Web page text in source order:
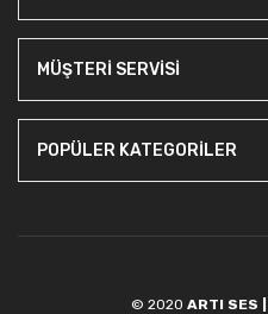
MÜŞTERİ SERVİSİ
POPÜLER KATEGORİLER
© 2020 ARTI SES |